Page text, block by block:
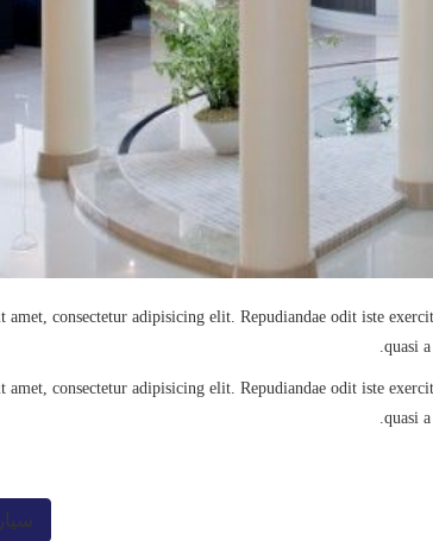
consectetur adipisicing elit. Repudiandae odit iste
quasi
consectetur adipisicing elit. Repudiandae odit iste
quasi